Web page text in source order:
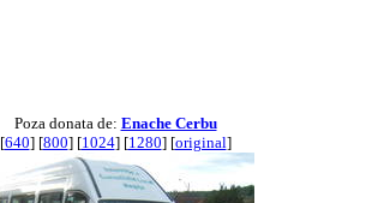
Poza donata de: Enache Cerbu
[640] [800] [1024] [1280] [original]